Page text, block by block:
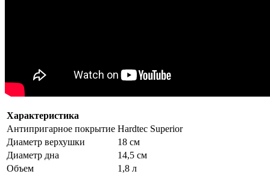
Характеристика
Антипригарное покрытие Hardtec Superior
Диаметр верхушки
18 см
Диаметр дна
14,5 см
Объем
1,8 л